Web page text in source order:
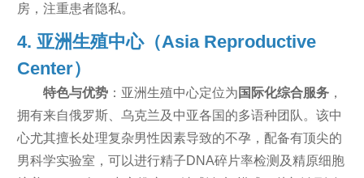
房，注重患者隐私。
4. 亚洲生殖中心（Asia Reproductive
Center）
特色与优势：亚洲生殖中心定位为 国际化综合服务，
拥有来自俄罗斯、乌克兰及中亚各国的多语种团队。该中
心尤其擅长处理复杂男性因素导致的不孕，配备有顶尖的
男科学实验室，可以进行精子DNA碎片率检测及精原细胞